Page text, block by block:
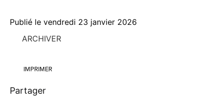
Publié le vendredi 23 janvier 2026
ARCHIVER
IMPRIMER
Partager